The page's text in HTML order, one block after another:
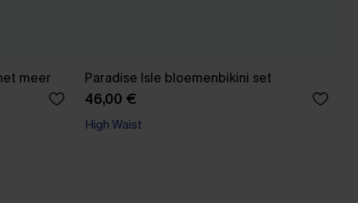
meer Paradise Isle bloemenbikini set
46,00 €
High Waist